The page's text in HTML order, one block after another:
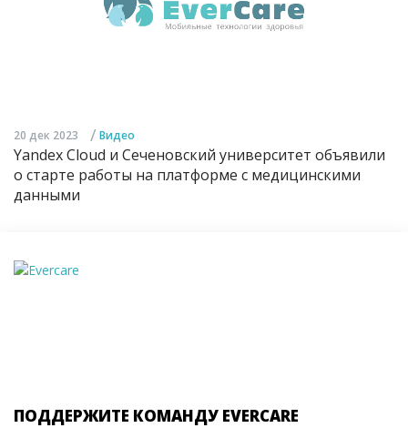
20 дек 2023 / Видео
Yandex Cloud и Сеченовский университет объявили
о старте работы на платформе с медицинскими
данными
ПОДДЕРЖИТЕ КОМАНДУ EVERCARE